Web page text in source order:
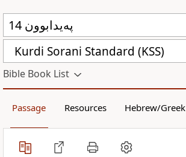
Kurdi Sorani Standard (KSS)
Bible Book List
Passage Resources Hebrew/Greek